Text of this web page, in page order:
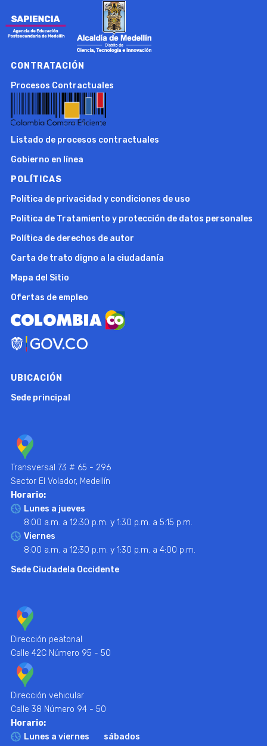
CONTRATACIÓN
Procesos Contractuales
Listado de procesos contractuales
Gobierno en línea
POLÍTICAS
Política de privacidad y condiciones de uso
Política de Tratamiento y protección de datos personales
Política de derechos de autor
Carta de trato digno a la ciudadanía
Mapa del Sitio
Ofertas de empleo
UBICACIÓN
Sede principal
Transversal 73 # 65 - 296
Sector El Volador, Medellín
Horario:
Lunes a jueves
8:00 a.m. a 12:30 p.m. y 1:30 p.m. a 5:15 p.m.
Viernes
8:00 a.m. a 12:30 p.m. y 1:30 p.m. a 4:00 p.m.
Sede Ciudadela Occidente
Dirección peatonal
Calle 42C Número 95 - 50
Dirección vehicular
Calle 38 Número 94 - 50
Horario:
Lunes a viernes
sábados